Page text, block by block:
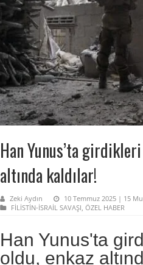
Han Yunus’ta
altında kaldılar!
Zeki Aydın
10 Temmuz 2025 | 15
FİLİSTİN-İSRAİL SAVAŞI, ÖZEL HABER
Han Yunus'ta
oldu, enkaz altınd